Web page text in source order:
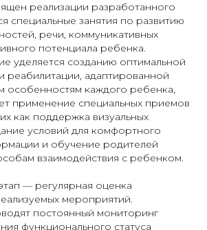
реализации разработанного
специальные занятия по развитию
речи, коммуникативных
потенциала ребенка.
уделяется созданию оптимальной
реабилитации, адаптированной
особенностям каждого ребенка,
применение специальных приемов
как поддержка визуальных
условий для комфортного
и обучение родителей
взаимодействия с ребенком.
— регулярная оценка
мероприятий.
постоянный мониторинг
функционального статуса